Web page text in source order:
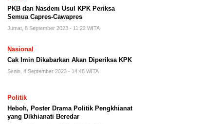
PKB dan Nasdem Usul KPK Periksa
Semua Capres-Cawapres
Jumat, 8 September 2023 - 11:22 WITA
Nasional
Cak Imin Dikabarkan Akan Diperiksa KPK
Senin, 4 September 2023 - 14:48 WITA
Politik
Heboh, Poster Drama Politik Pengkhianat
yang Dikhianati Beredar